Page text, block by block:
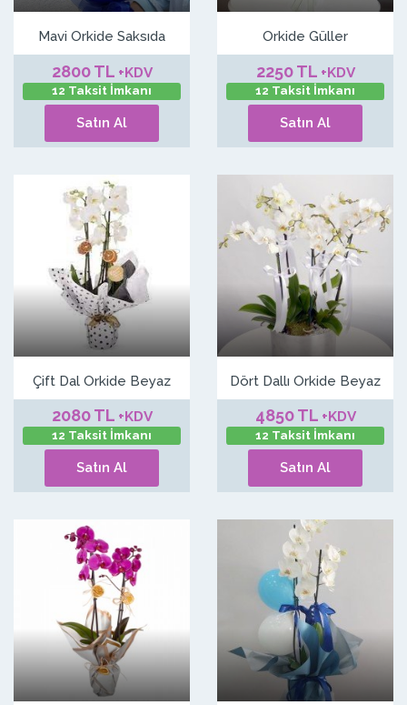
Mavi Orkide Saksıda
2800 TL +KDV
12 Taksit İmkanı
Satın Al
Orkide Güller
2250 TL +KDV
12 Taksit İmkanı
Satın Al
Çift Dal Orkide Beyaz
2080 TL +KDV
12 Taksit İmkanı
Satın Al
Dört Dallı Orkide Beyaz
4850 TL +KDV
12 Taksit İmkanı
Satın Al